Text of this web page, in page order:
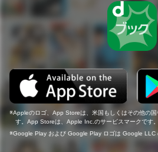
Appleのロゴ、App Storeは、米国もしくはその他の
す。App Storeは、Apple Inc.のサービスマークです。
Google Play および Google Play ロゴは Google LLC